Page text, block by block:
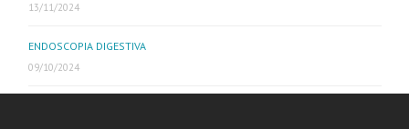
13/11/2024
ENDOSCOPIA DIGESTIVA
09/10/2024